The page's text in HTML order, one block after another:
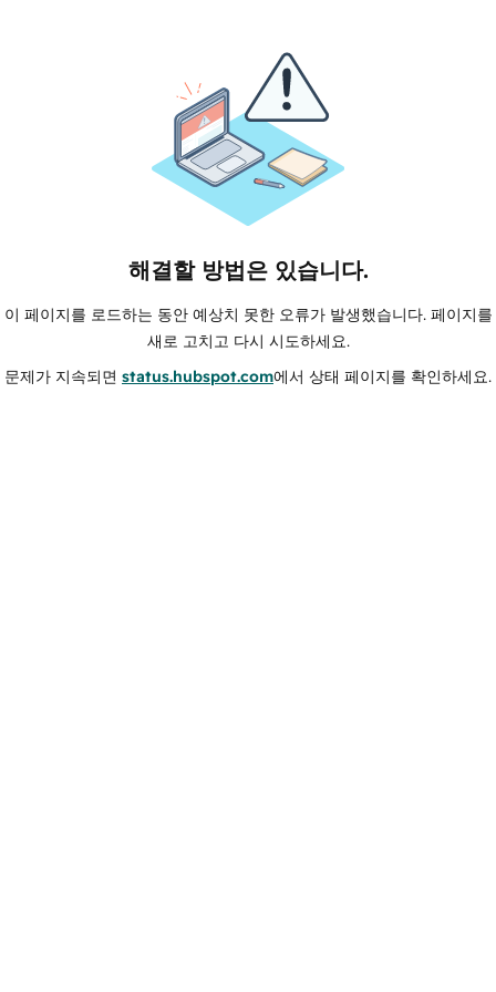
해결할 방법은 있습니다.
이 페이지를 로드하는 동안 예상치 못한 오류가 발생했습니다. 페이지를
새로 고치고 다시 시도하세요.
문제가 지속되면 status.hubspot.com에서 상태 페이지를 확인하세요.